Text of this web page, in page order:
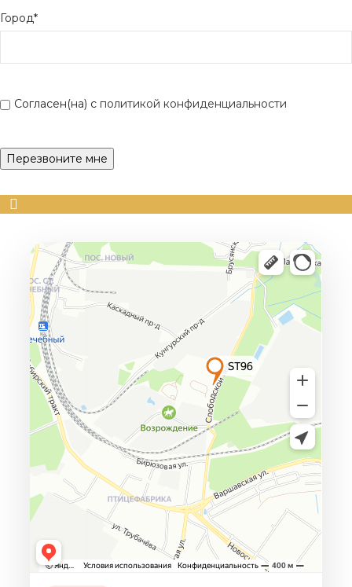
Город*
Согласен(на) с политикой конфиденциальности